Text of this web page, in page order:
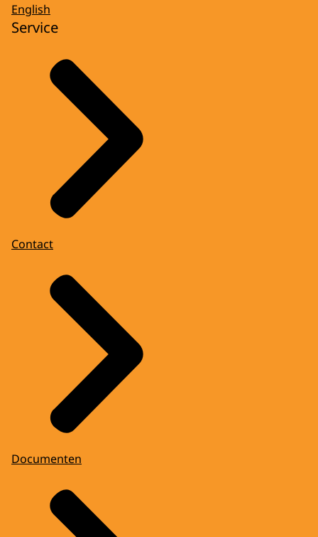
English
Service
Contact
Documenten